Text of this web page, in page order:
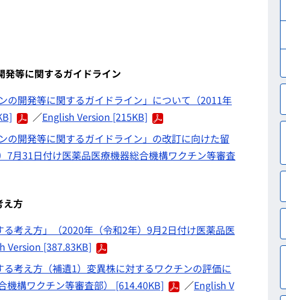
等に関するガイドライン
の開発等に関するガイドライン」について（2011年
／English Version [215KB]
の開発等に関するガイドライン」の改訂に向けた留
月31日付け医薬品医療機器総合機構ワクチン等審査
え方
る考え方」（2020年（令和2年）9月2日付け医薬品医
Version [387.83KB]
考え方（補遺1）変異株に対するワクチンの評価に
機構ワクチン等審査部） [614.40KB]
／English V